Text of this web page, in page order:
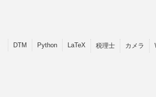
DTM Python LaTeX 税理士 カメラ